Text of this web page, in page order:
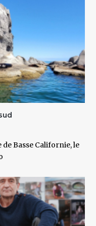
de Basse Californie, le